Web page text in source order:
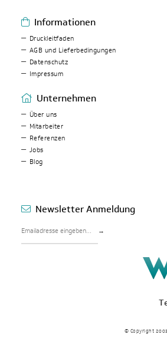
Informationen
Druckleitfaden
AGB und Lieferbedingungen
Datenschutz
Impressum
Unternehmen
Über uns
Mitarbeiter
Referenzen
Jobs
Blog
Newsletter Anmeldung
→
© Copyright